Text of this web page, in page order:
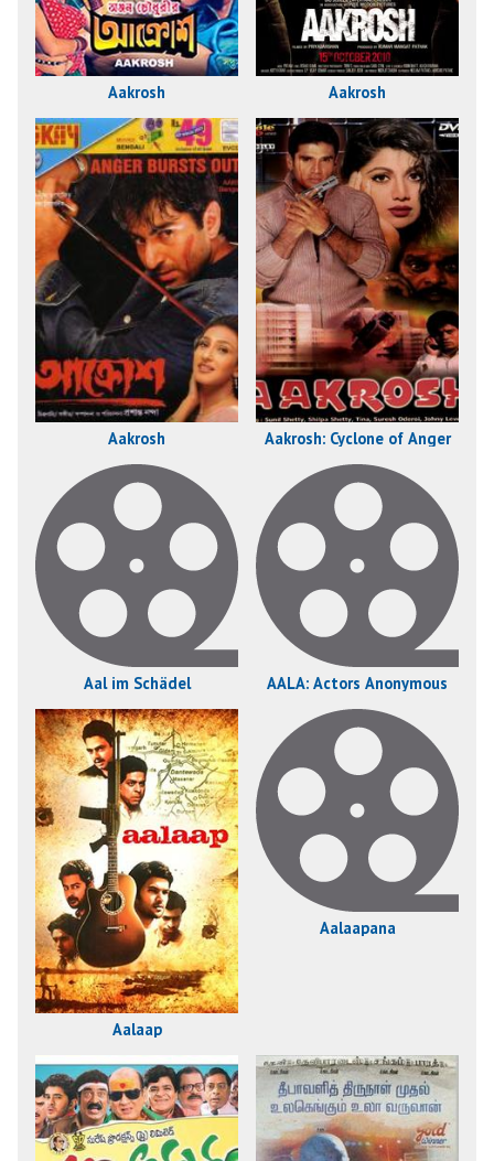
Aakrosh Aakrosh
Aakrosh Aakrosh: Cyclone of Anger
Aal im Schädel AALA: Actors Anonymous
Aalaap
Aalaapana